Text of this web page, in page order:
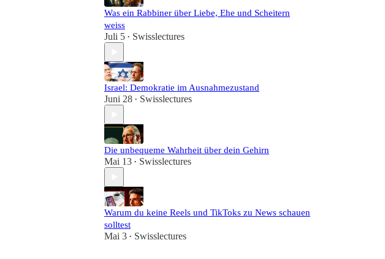
Was ein Rabbiner über Liebe, Ehe und Scheitern
weiss
Juli 5 • Swisslectures
Israel: Demokratie im Ausnahmezustand
Juni 28 • Swisslectures
Die unbequeme Wahrheit über dein Gehirn
Mai 13 • Swisslectures
Warum du keine Reels und TikToks zu News schauen
solltest
Mai 3 • Swisslectures